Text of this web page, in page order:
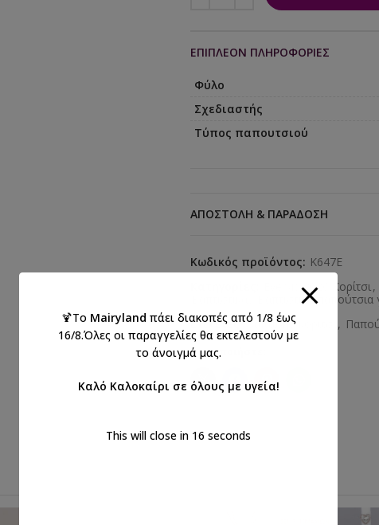
ΕΠΙΠΛΈΟΝ ΠΛΗΡΟΦΟΡΊΕΣ
Φύλο
Σχεδιαστής
Τύπος παπουτσιού
ΑΠΟΣΤΟΛΉ & ΠΑΡΆΔΟΣΗ
Κωδικός προϊόντος: K647E
Everkid 2026 Κορίτσι,
Βαπτιστικά παπούτσια
Ετικέτες:βάπτιση, ,
Κοινοποιήστε:
🍹Το Mairyland πάει διακοπές από 1/8 έως
16/8.Όλες οι παραγγελίες θα εκτελεστούν με
το άνοιγμά μας.
Καλό Καλοκαίρι σε όλους με υγεία!
This will close in 16 seconds